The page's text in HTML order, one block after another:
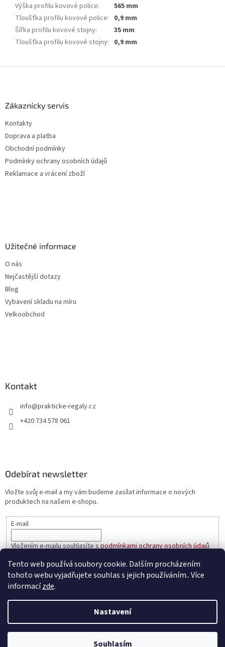
Tento web používá soubory cookie. Dalším procházením
tohoto webu vyjadřujete souhlas s jejich používáním.. Více
informacízde.
Nastavení
Souhlasím
Výška profilu kovové police:
565 mm
Tloušťka profilu kovové police: 0,9 mm
Šířka profilu kovové stojny:
35 mm
Tloušťka profilu kovové stojny: 0,9 mm
Zákaznícky servis
Kontakty
Doprava a platba
Obchodní podmínky
Podmínky ochrany osobních údajů
Reklamace a vrácení zboží
Užitečné informace
O nás
Nejčastější dotazy
Blog
Vybavení skladu na míru
Velkoobchod
Kontakt
info@prakticke-regaly.cz
+420 734 578 061
Odebírat newsletter
Vložte svůj e-mail a my vám budeme zasílat informace o nových
produktech na našem e-shopu.
E-mail
Vložením e-mailu souhlasíte spodmínkami ochrany osobních údajů
PŘIHLÁSIT SE
Vytvořil Shoptet
prakticke-regaly.cz. Všechna práva vyhrazena.